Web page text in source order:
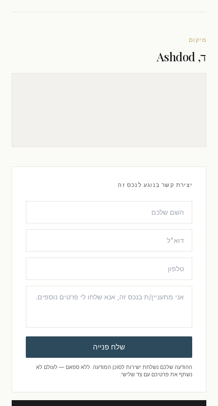
מיקום
ד, Ashdod
יצירת קשר בנוגע לנכס זה
שלח פנייה
ההודעה שלכם נשלחת ישירות לסוכן המודעה. ללא ספאם — לעולם לא
נשתף את פרטיכם עם צד שלישי.